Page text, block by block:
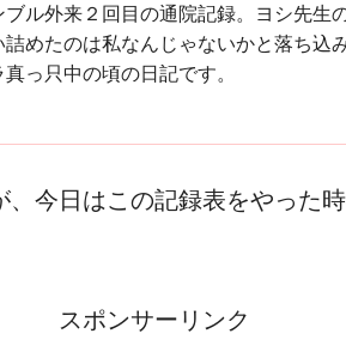
ブル外来２回目の通院記録。ヨシ先生
詰めたのは私なんじゃないかと落ち込
真っ只中の頃の日記です。
今日はこの記録表をやった
スポンサーリンク